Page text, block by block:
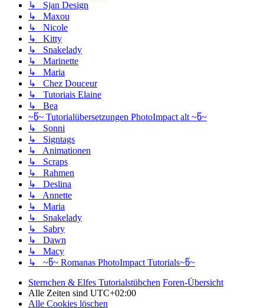
↳ Sjan Design
↳ Maxou
↳ Nicole
↳ Kitty
↳ Snakelady
↳ Marinette
↳ Maria
↳ Chez Douceur
↳ Tutoriais Elaine
↳ Bea
~წ~ Tutorialübersetzungen PhotoImpact alt ~წ~
↳ Sonni
↳ Signtags
↳ Animationen
↳ Scraps
↳ Rahmen
↳ Deslina
↳ Annette
↳ Maria
↳ Snakelady
↳ Sabry
↳ Dawn
↳ Macy
↳ ~წ~ Romanas PhotoImpact Tutorials~წ~
Sternchen & Elfes Tutorialstübchen Foren-Übersicht
Alle Zeiten sind UTC+02:00
Alle Cookies löschen